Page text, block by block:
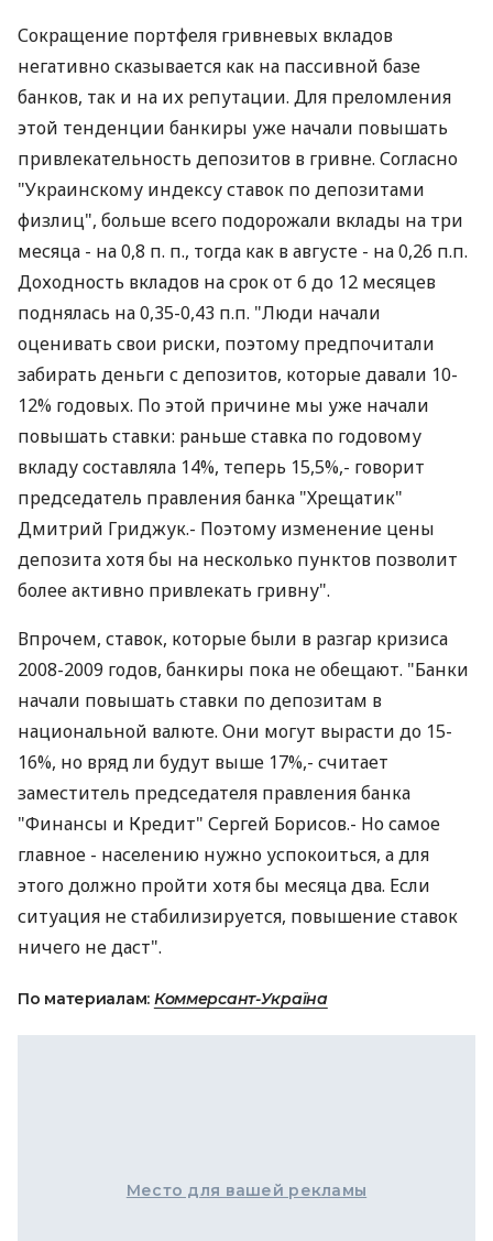
Сокращение портфеля гривневых вкладов
негативно сказывается как на пассивной базе
банков, так и на их репутации. Для преломления
этой тенденции банкиры уже начали повышать
привлекательность депозитов в гривне. Согласно
"Украинскому индексу ставок по депозитами
физлиц", больше всего подорожали вклады на три
месяца - на 0,8 п. п., тогда как в августе - на 0,26 п.п.
Доходность вкладов на срок от 6 до 12 месяцев
поднялась на 0,35-0,43 п.п. "Люди начали
оценивать свои риски, поэтому предпочитали
забирать деньги с депозитов, которые давали 10-
12% годовых. По этой причине мы уже начали
повышать ставки: раньше ставка по годовому
вкладу составляла 14%, теперь 15,5%,- говорит
председатель правления банка "Хрещатик"
Дмитрий Гриджук.- Поэтому изменение цены
депозита хотя бы на несколько пунктов позволит
более активно привлекать гривну".
Впрочем, ставок, которые были в разгар кризиса
2008-2009 годов, банкиры пока не обещают. "Банки
начали повышать ставки по депозитам в
национальной валюте. Они могут вырасти до 15-
16%, но вряд ли будут выше 17%,- считает
заместитель председателя правления банка
"Финансы и Кредит" Сергей Борисов.- Но самое
главное - населению нужно успокоиться, а для
этого должно пройти хотя бы месяца два. Если
ситуация не стабилизируется, повышение ставок
ничего не даст".
По материалам: Коммерсант-Україна
Место для вашей рекламы